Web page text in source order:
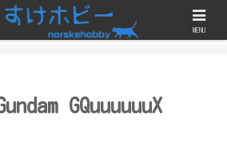
改造にチェレンジしつつ、完成品を晒すブログで
す！
GQuuuuuuX
MENU